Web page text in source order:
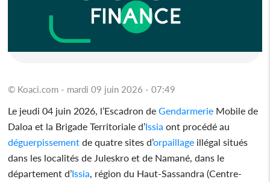
© Koaci.com - mardi 09 juin 2026 - 07:49
Le jeudi 04 juin 2026, l’Escadron deGendarmerie Mobile de
Daloa et la Brigade Territoriale d’Issia ont procédé au
déguerpissement de quatre sites d’orpaillage illégal situés
dans les localités de Juleskro et de Namané, dans le
département d’Issia , région du Haut-Sassandra (Centre-